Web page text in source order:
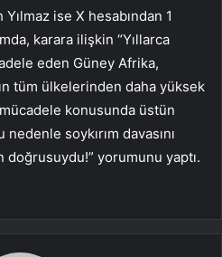
Yılmaz ise X hesabından 1
karara ilişkin “Yıllarca
eden Güney Afrika,
tüm ülkelerinden daha yüksek
konusunda üstün
soykırım davasını
doğrusuydu!” yorumunu yaptı.